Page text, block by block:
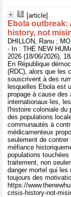
[article]
Ebola outbreak:
history, not
DHILLON, Ranu ;
- In : THE NEW
2026 (18/06/2026),
En République
(RDC), alors que les
souscrivent à des
lesquelles Ebola est
propage à cause des
internationaux·les,
l'histoire coloniale du
des populations
communautés à
médicamenteux
seulement de
méfiance
populations
traitement, non
danger mortel qui
toujours des
https://
crisis-history-not-